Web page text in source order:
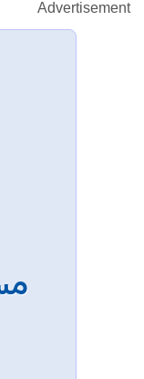
Advertisement